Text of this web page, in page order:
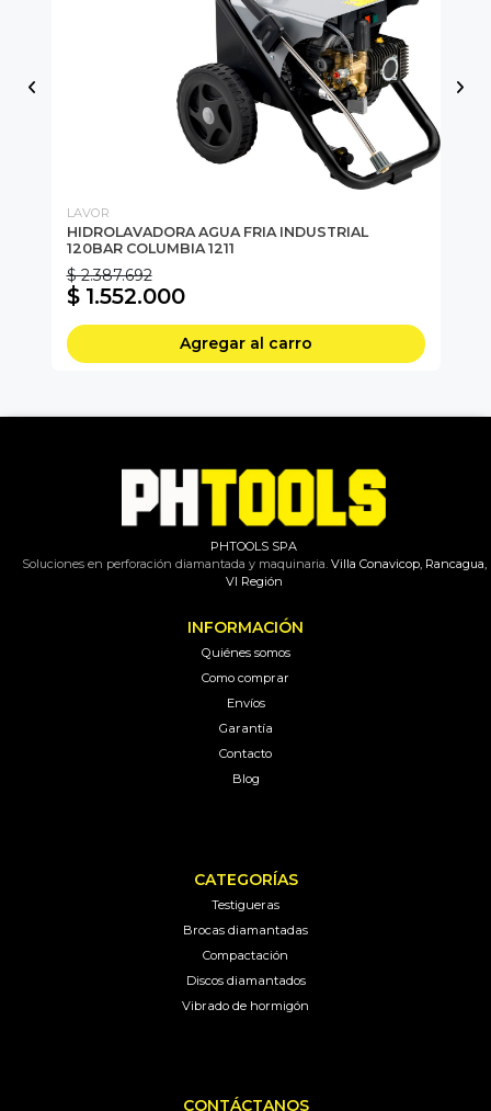
LAVOR
HIDROLAVADORA AGUA FRIA INDUSTRIAL
120BAR COLUMBIA 1211
$ 2.387.692
$ 1.552.000
Agregar al carro
PHTOOLS SPA
Soluciones en perforación diamantada y maquinaria.Villa Conavicop, Rancagua,
VI Región
INFORMACIÓN
Quiénes somos
Como comprar
Envíos
Garantía
Contacto
Blog
CATEGORÍAS
Testigueras
Brocas diamantadas
Compactación
Discos diamantados
Vibrado de hormigón
CONTÁCTANOS